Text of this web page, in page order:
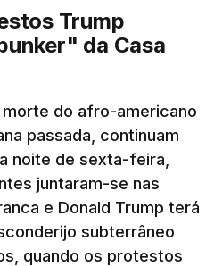
Trump
da Casa
do afro-americano
passada, continuam
noite de sexta-feira,
juntaram-se nas
e Donald Trump terá
subterrâneo
quando os protestos